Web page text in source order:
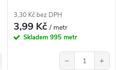
3,30 Kč bez DPH
3,99 Kč/ metr
Skladem 995 metr
− +